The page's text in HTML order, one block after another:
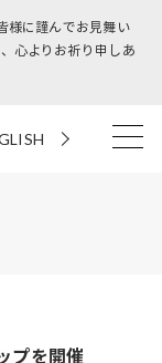
様に謹んでお見舞い
心よりお祈り申しあ
プを開催